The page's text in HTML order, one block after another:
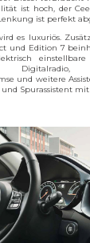
ist hoch, der
ist perfekt
es luxuriös.
und Edition 7
Digitalradio,
und weitere
Spurassistent